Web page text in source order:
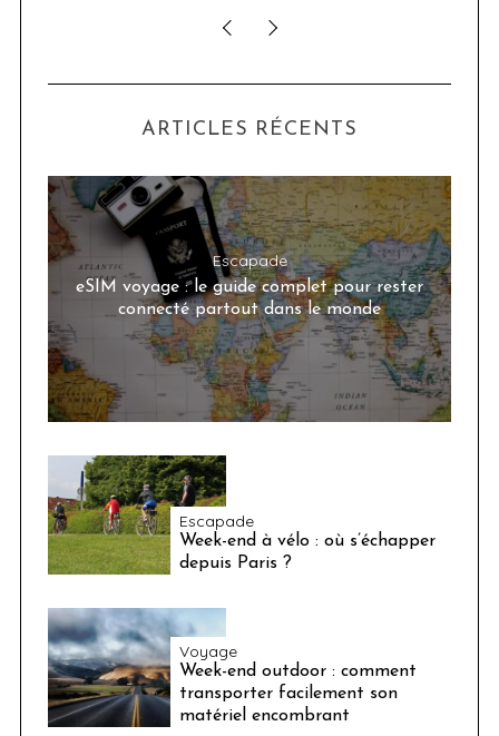
ARTICLES RÉCENTS
Escapade
eSIM voyage : le guide complet pour rester
connecté partout dans le monde
Escapade
Week-end à vélo : où s’échapper
depuis Paris ?
Voyage
Week-end outdoor : comment
transporter facilement son
matériel encombrant